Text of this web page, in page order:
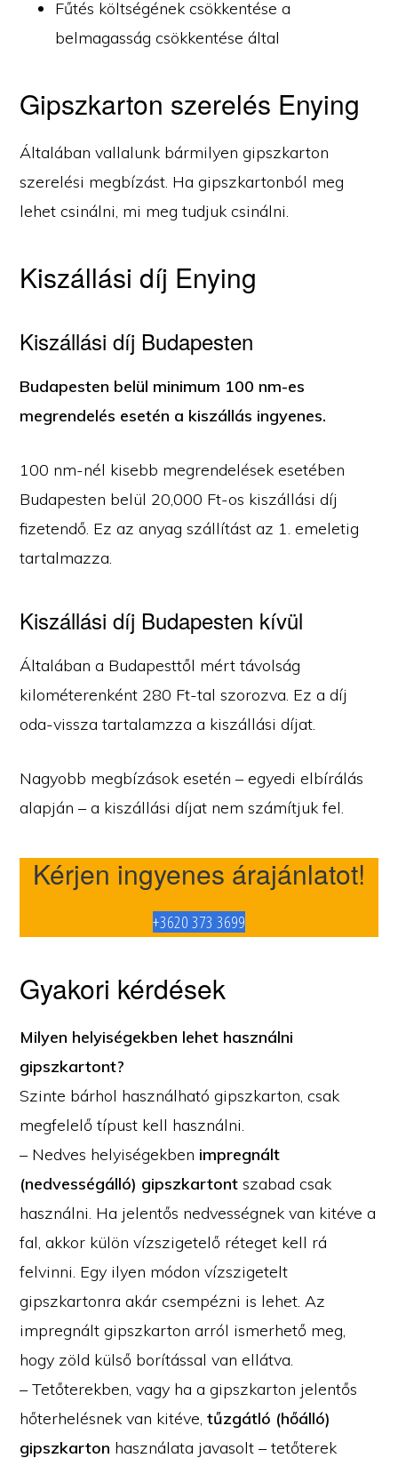
Fűtés költségének csökkentése a
belmagasság csökkentése által
Gipszkarton szerelés Enying
Általában vallalunk bármilyen gipszkarton
szerelési megbízást. Ha gipszkartonból meg
lehet csinálni, mi meg tudjuk csinálni.
Kiszállási díj Enying
Kiszállási díj Budapesten
Budapesten belül minimum 100 nm-es
megrendelés esetén a kiszállás ingyenes.
100 nm-nél kisebb megrendelések esetében
Budapesten belül 20,000 Ft-os kiszállási díj
fizetendő. Ez az anyag szállítást az 1. emeletig
tartalmazza.
Kiszállási díj Budapesten kívül
Általában a Budapesttől mért távolság
kilométerenként 280 Ft-tal szorozva. Ez a díj
oda-vissza tartalamzza a kiszállási díjat.
Nagyobb megbízások esetén – egyedi elbírálás
alapján – a kiszállási díjat nem számítjuk fel.
Kérjen ingyenes árajánlatot!
+3620 373 3699
Gyakori kérdések
Milyen helyiségekben lehet használni
gipszkartont?
Szinte bárhol használható gipszkarton, csak
megfelelő típust kell használni.
– Nedves helyiségekben impregnált
(nedvességálló) gipszkartont szabad csak
használni. Ha jelentős nedvességnek van kitéve a
fal, akkor külön vízszigetelő réteget kell rá
felvinni. Egy ilyen módon vízszigetelt
gipszkartonra akár csempézni is lehet. Az
impregnált gipszkarton arról ismerhető meg,
hogy zöld külső borítással van ellátva.
– Tetőterekben, vagy ha a gipszkarton jelentős
hőterhelésnek van kitéve,tűzgátló (hőálló)
gipszkarton használata javasolt – tetőterek